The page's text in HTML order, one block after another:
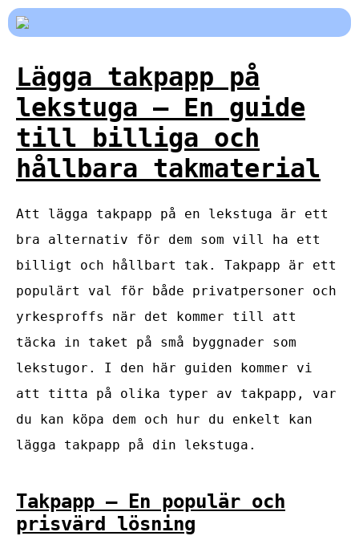
Lägga takpapp på
lekstuga – En guide
till billiga och
hållbara takmaterial
Att lägga takpapp på en lekstuga är ett
bra alternativ för dem som vill ha ett
billigt och hållbart tak. Takpapp är ett
populärt val för både privatpersoner och
yrkesproffs när det kommer till att
täcka in taket på små byggnader som
lekstugor. I den här guiden kommer vi
att titta på olika typer av takpapp, var
du kan köpa dem och hur du enkelt kan
lägga takpapp på din lekstuga.
Takpapp – En populär och
prisvärd lösning